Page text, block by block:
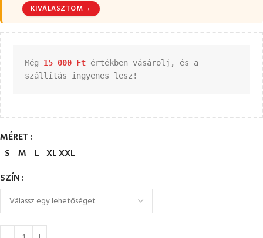
KIVÁLASZTOM→
Még 15 000 Ft értékben vásárolj, és a
szállítás ingyenes lesz!
MÉRET
S M L XLXXL
SZÍN